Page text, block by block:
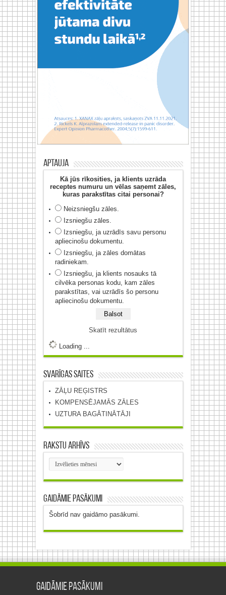
Aptauja
Kā jūs rīkosities, ja klients uzrāda
receptes numuru un vēlas saņemt zāles,
kuras parakstītas citai personai?
Neizsniegšu zāles.
Izsniegšu zāles.
Izsniegšu, ja uzrādīs savu personu
apliecinošu dokumentu.
Izsniegšu, ja zāles domātas
radiniekam.
Izsniegšu, ja klients nosauks tā
cilvēka personas kodu, kam zāles
parakstītas, vai uzrādīs šo personu
apliecinošu dokumentu.
Skatīt rezultātus
Loading ...
Svarīgas saites
ZĀĻU REĢISTRS
KOMPENSĒJAMĀS ZĀLES
UZTURA BAGĀTINĀTĀJI
Rakstu arhīvs
Rakstu
arhīvs
Gaidāmie pasākumi
Šobrīd nav gaidāmo pasākumi.
Gaidāmie pasākumi